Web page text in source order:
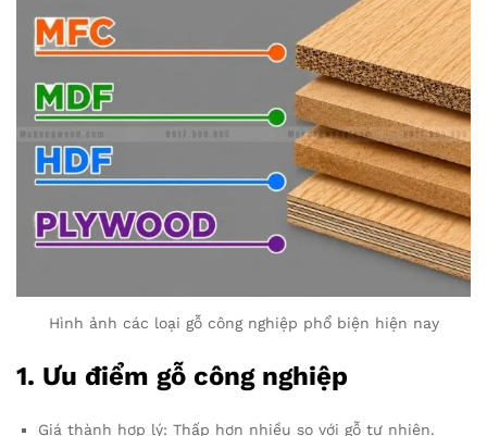
Hình ảnh các loại gỗ công nghiệp phổ biện hiện nay
1. Ưu điểm gỗ công nghiệp
Giá thành hợp lý: Thấp hơn nhiều so với gỗ tự nhiên.